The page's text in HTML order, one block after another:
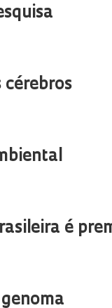
cérebros
é